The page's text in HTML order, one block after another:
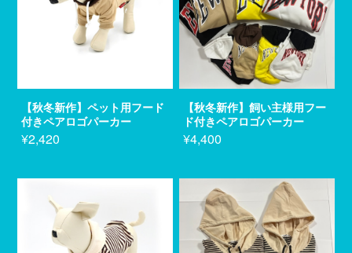
【秋冬新作】ペット用フード
付きペアロゴパーカー
¥2,420
【秋冬新作】飼い主様用フー
ド付きペアロゴパーカー
¥4,400